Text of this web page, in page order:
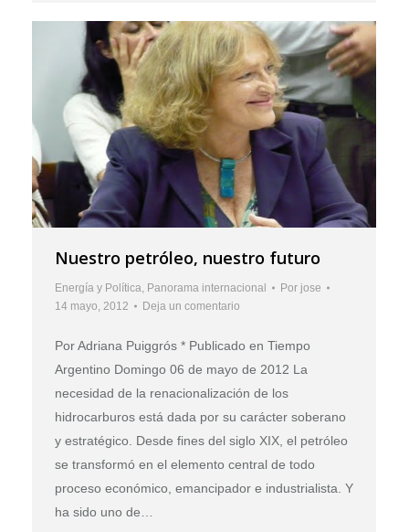
Nuestro petróleo, nuestro futuro
Energía y Política, Panorama internacional Por jose
14 mayo, 2012
Deja un comentario
Por Adriana Puiggrós * Publicado en Tiempo
Argentino Domingo 06 de mayo de 2012 La
necesidad de la renacionalización de los
hidrocarburos está dada por su carácter soberano
y estratégico. Desde fines del siglo XIX, el petróleo
se transformó en el elemento central de todo
proceso económico, emancipador e industrialista. Y
ha sido uno de…